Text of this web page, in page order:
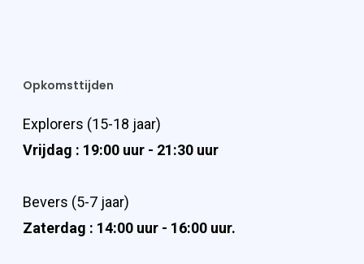
Opkomsttijden
Explorers (15-18 jaar)
Vrijdag : 19:00 uur - 21:30 uur
Bevers (5-7 jaar)
Zaterdag : 14:00 uur - 16:00 uur.